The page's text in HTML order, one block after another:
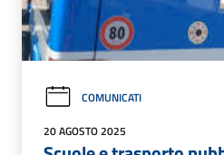
COMUNICATI
20 AGOSTO 2025